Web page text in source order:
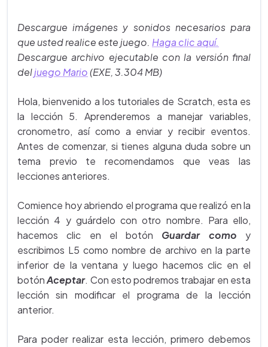
Descargue imágenes y sonidos necesarios para
que usted realice este juego. Haga clic aquí.
Descargue archivo ejecutable con la versión final
deljuego Mario(EXE, 3.304 MB)
Hola, bienvenido a los tutoriales de Scratch, esta es
la lección 5. Aprenderemos a manejar variables,
cronometro, así como a enviar y recibir eventos.
Antes de comenzar, si tienes alguna duda sobre un
tema previo te recomendamos que veas las
lecciones anteriores.
Comience hoy abriendo el programa que realizó en la
lección 4 y guárdelo con otro nombre. Para ello,
hacemos clic en el botón Guardar como y
escribimos L5 como nombre de archivo en la parte
inferior de la ventana y luego hacemos clic en el
botónAceptar. Con esto podremos trabajar en esta
lección sin modificar el programa de la lección
anterior.
Para poder realizar esta lección, primero debemos